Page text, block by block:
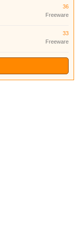
36
Freeware
33
Freeware